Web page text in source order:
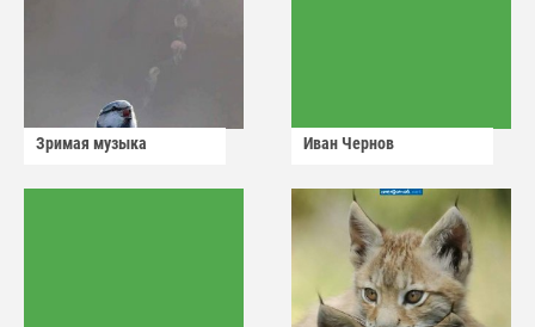
Зримая музыка Иван Чернов